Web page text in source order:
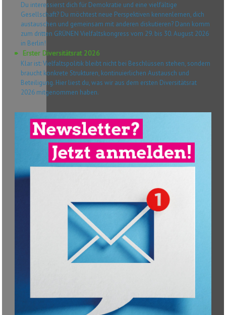
Du interessierst dich für Demokratie und eine vielfältige
Gesellschaft? Du möchtest neue Perspektiven kennenlernen, dich
austauschen und gemeinsam mit anderen diskutieren? Dann komm
zum dritten GRÜNEN Vielfaltskongress vom 29. bis 30. August 2026
in Berlin!
Erster Diversitätsrat 2026
Klar ist: Vielfaltspolitik bleibt nicht bei Beschlüssen stehen, sondern
braucht konkrete Strukturen, kontinuierlichen Austausch und
Beteiligung. Hier liest du, was wir aus dem ersten Diversitätsrat
2026 mitgenommen haben.